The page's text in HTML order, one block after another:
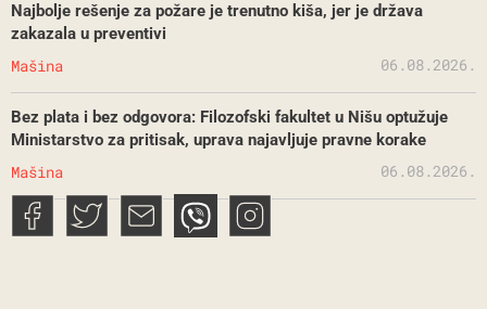
Najbolje rešenje za požare je trenutno kiša, jer je država
zakazala u preventivi
Mašina 06.08.2026.
Bez plata i bez odgovora: Filozofski fakultet u Nišu optužuje
Ministarstvo za pritisak, uprava najavljuje pravne korake
Mašina 06.08.2026.